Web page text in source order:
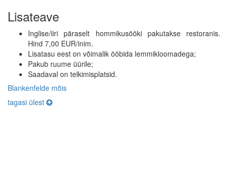
Lisateave
Inglise/iiri päraselt hommikusööki pakutakse restoranis.
Hind 7,00 EUR/inim.
Lisatasu eest on võimalik ööbida lemmikloomadega;
Pakub ruume üürile;
Saadaval on telkimisplatsid.
Blankenfelde mõis
tagasi ülest